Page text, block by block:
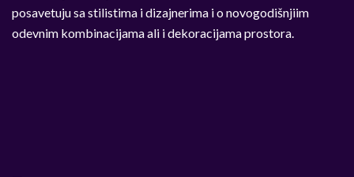
posavetuju sa stilistima i dizajnerima i o novogodišnjiim
odevnim kombinacijama ali i dekoracijama prostora.